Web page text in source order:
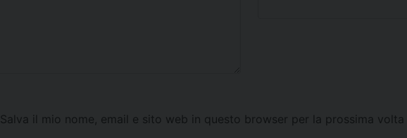
Salva il mio nome, email e sito web in questo browser per la prossima